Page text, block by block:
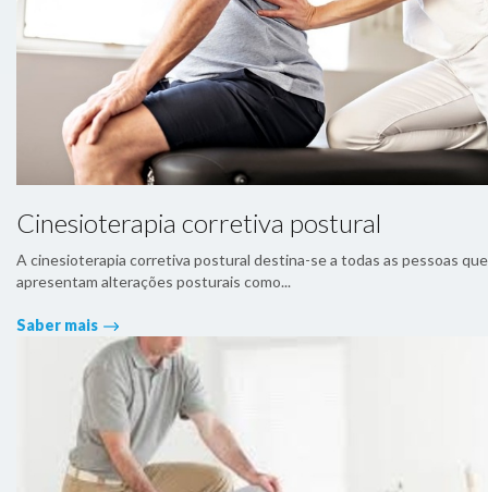
Cinesioterapia corretiva postural
A cinesioterapia corretiva postural destina-se a todas as pessoas que
apresentam alterações posturais como...
Saber mais